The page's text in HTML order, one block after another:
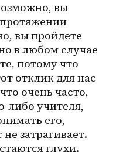
вы
вы пройдете
в любом случае
потому что
отклик для нас
очень часто,
либо учителя,
его,
затрагивает.
глухи.